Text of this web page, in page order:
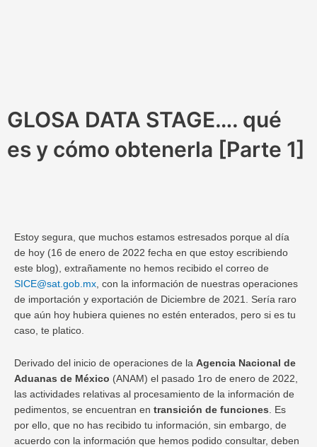
GLOSA DATA STAGE…. qué
es y cómo obtenerla [Parte 1]
Estoy segura, que muchos estamos estresados porque al día
de hoy (16 de enero de 2022 fecha en que estoy escribiendo
este blog), extrañamente no hemos recibido el correo de
SICE@sat.gob.mx, con la información de nuestras operaciones
de importación y exportación de Diciembre de 2021. Sería raro
que aún hoy hubiera quienes no estén enterados, pero si es tu
caso, te platico.
Derivado del inicio de operaciones de la Agencia Nacional de
Aduanas de México (ANAM) el pasado 1ro de enero de 2022,
las actividades relativas al procesamiento de la información de
pedimentos, se encuentran en transición de funciones . Es
por ello, que no has recibido tu información, sin embargo, de
acuerdo con la información que hemos podido consultar, deben